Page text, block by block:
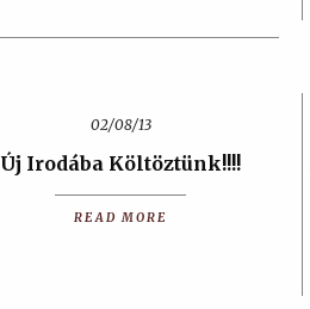
02/08/13
Új Irodába Költöztünk!!!!
READ MORE